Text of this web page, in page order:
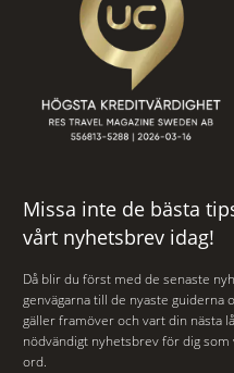
Missa inte de bästa
vårt nyhetsbrev idag!
Då blir du först med de senaste
genvägarna till de nyaste guiderna
gäller framöver och vart din nästa
nödvändigt nyhetsbrev för dig
ord.